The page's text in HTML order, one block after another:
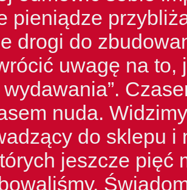
pieniądze
drogi do
uwagę na to,
wydawania”.
nuda.
do sklepu i
jeszcze pięć